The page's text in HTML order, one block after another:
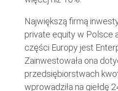
Największą firmą
private equity w Polsce
części Europy jest
Zainwestowała ona
przedsiębiorstwach
wprowadziła na giełdę